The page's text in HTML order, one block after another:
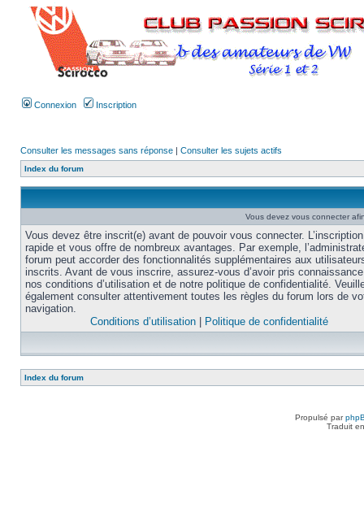
Connexion Inscription
Consulter les messages sans réponse | Consulter les sujets actifs
Index du forum
Vous devez vous connecter
Vous devez être inscrit(e) avant de pouvoir vous connecter.
rapide et vous offre de nombreux avantages. Par exemple,
forum peut accorder des fonctionnalités supplémentaires aux
inscrits. Avant de vous inscrire, assurez-vous d’avoir pris
nos conditions d’utilisation et de notre politique de confidentialité.
également consulter attentivement toutes les règles du forum lors de
navigation.
Conditions d’utilisation
Politique de confidentialité
Index du forum
Propulsé par
Traduit